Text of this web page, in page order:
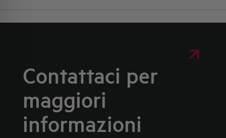
Contattaci per
maggiori
informazioni